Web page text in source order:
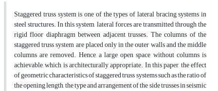
Staggered truss system is one of the types of lateral bracing systems in
steel structures. In this system, lateral forces are transmitted through the
rigid floor diaphragm between adjacent trusses. The columns of the
staggered truss system are placed only in the outer walls and the middle
columns are removed. Hence, a large open space without columns is
achievable, which is architecturally appropriate. In this paper, the effect
of geometric characteristics of staggered truss systems such as the ratio of
the opening length, the type and arrangement of the side trusses in seismic